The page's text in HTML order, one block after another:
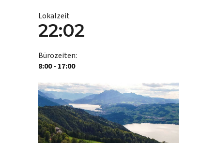
Lokalzeit
22:02
Bürozeiten:
8:00 - 17:00